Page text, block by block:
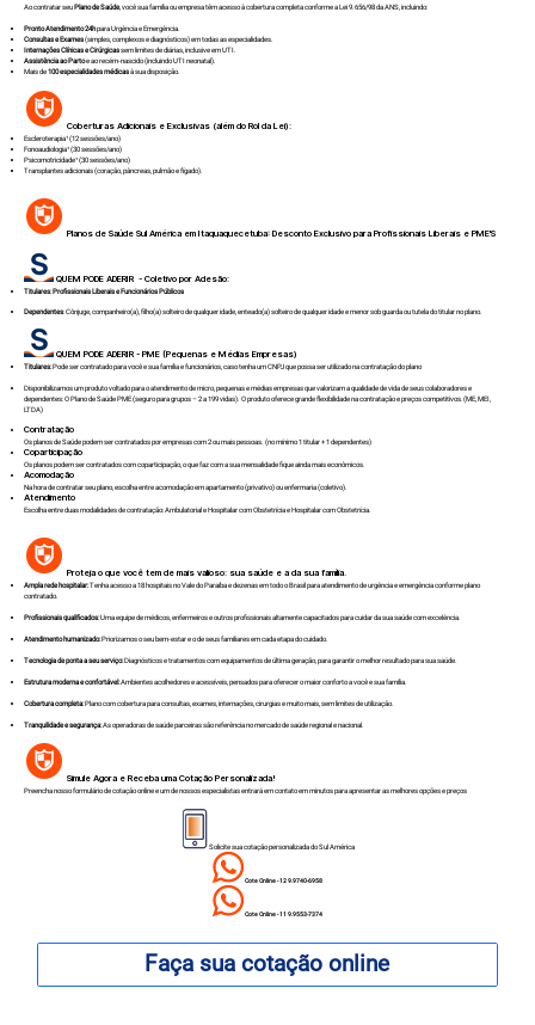
Faça sua cotação online
Ao contratar seuPlano de Saúde, você sua família ou empresa têm acesso à cobertura completa conforme a Lei 9.656/98 da ANS, incluindo:
Pronto Atendimento 24hpara Urgência e Emergência.
Consultas e Exames(simples, complexos e diagnósticos) em todas as especialidades.
Internações Clínicas e Cirúrgicassem limites de diárias, inclusive em UTI.
Assistência ao Partoe ao recém-nascido (incluindo UTI neonatal).
Mais de100 especialidades médicasà sua disposição.
Coberturas Adicionais e Exclusivas (além do Rol da Lei):
Escleroterapia¹ (12 sessões/ano)
Fonoaudiologia¹ (30 sessões/ano)
Psicomotricidade¹ (30 sessões/ano)
Transplantes adicionais (coração, pâncreas, pulmão e fígado).
Planos de Saúde Sul América emItaquaquecetuba: Desconto Exclusivo para Profissionais Liberais e PME'S
QUEM PODE ADERIR - Coletivo por Adesão:
Titulares: Profissionais Liberais e Funcionários Públicos
Dependentes: Cônjuge, companheiro(a), filho(a) solteiro de qualquer idade, enteado(a) solteiro de qualquer idade e menor sob guarda ou tutela do titular no plano.
QUEM PODE ADERIR - PME (Pequenas e Médias Empresas)
Titulares:Pode ser contratado para você e sua família e funcionários, caso tenha um CNPJ que possa ser utilizado na contratação do plano
Disponibilizamos um produto voltado para o atendimento de micro, pequenas e médias empresas que valorizam a qualidade de vida de seus colaboradores e
dependentes: O Plano de Saúde PME (seguro para grupos – 2 a 199 vidas). O produto oferece grande flexibilidade na contratação e preços competitivos.(ME, MEI,
LTDA)
Contratação
Os planos de Saúde podem ser contratados por empresas com 2 ou mais pessoas. (no mínimo 1 titular + 1 dependentes)
Coparticipação
Os planos podem ser contratados com coparticipação, o que faz com a sua mensalidade fique ainda mais econômicos.
Acomodação
Na hora de contratar seu plano, escolha entre acomodação em apartamento (privativo) ou enfermaria (coletivo).
Atendimento
Escolha entre duas modalidades de contratação: Ambulatorial e Hospitalar com Obstetrícia e Hospitalar com Obstetrícia.
Proteja o que você tem de mais valioso: sua saúde e a da sua família.
Ampla rede hospitalar:Tenha acesso a 18 hospitais no Vale do Paraíba e dezenas em todo o Brasil para atendimento de urgência e emergência conforme plano
contratado.
Profissionais qualificados:Uma equipe de médicos, enfermeiros e outros profissionais altamente capacitados para cuidar da sua saúde com excelência.
Atendimento humanizado:Priorizamos o seu bem-estar e o de seus familiares em cada etapa do cuidado.
Tecnologia de ponta a seu serviço:Diagnósticos e tratamentos com equipamentos de última geração, para garantir o melhor resultado para sua saúde.
Estrutura moderna e confortável:Ambientes acolhedores e acessíveis, pensados para oferecer o maior conforto a você e sua família.
Cobertura completa:Plano com cobertura para consultas, exames, internações, cirurgias e muito mais, sem limites de utilização.
Tranquilidade e segurança:As operadoras de saúde parceiras são referência no mercado de saúde regional e nacional.
Simule Agora e Receba uma Cotação Personalizada!
Preencha nosso formulário de cotação online e um de nossos especialistas entrará em contato em minutos para apresentar as melhores opções e preços
Solicite sua cotação personalizada do Sul América
Cote Online - 12 9.9740-6958
Cote Online - 11 9.9553-7374